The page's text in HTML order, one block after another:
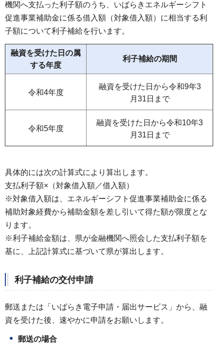
機関へ支払った利子額のうち、いばらきエネルギーシフト
促進事業補助金に係る借入額（対象借入額）に相当する利
子額について利子補給を行います。
融資を受けた日の属
する年度
利子補給の期間
令和4年度
融資を受けた日から令和9年3
月31日まで
令和5年度
融資を受けた日から令和10年3
月31日まで
具体的には次の計算式により算出します。
支払利子額×（対象借入額／借入額）
※対象借入額は、エネルギーシフト促進事業補助金に係る
補助対象経費から補助金額を差し引いて得た額が限度とな
ります。
※利子補給金額は、県が金融機関へ照会した支払利子額を
基に、上記計算式に基づいて県が算出します。
利子補給の交付申請
郵送または「いばらき電子申請・届出サービス」から、融
資を受けた後、速やかに申請をお願いします。
郵送の場合